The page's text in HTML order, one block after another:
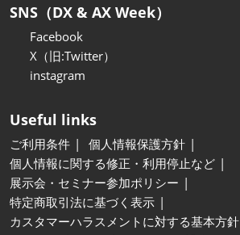
SNS（DX & AX Week）
Facebook
X（旧:Twitter）
instagram
Useful links
ご利用条件
個人情報保護方針
個人情報に関する修正・利用停止など
展示会・セミナー参加ポリシー
特定商取引法に基づく表示
カスタマーハラスメントに対する基本方針